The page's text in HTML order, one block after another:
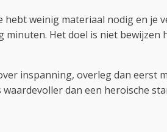
weinig materiaal nodig en je
Het doel is niet bewijzen
inspanning, overleg dan eerst
dan een heroische